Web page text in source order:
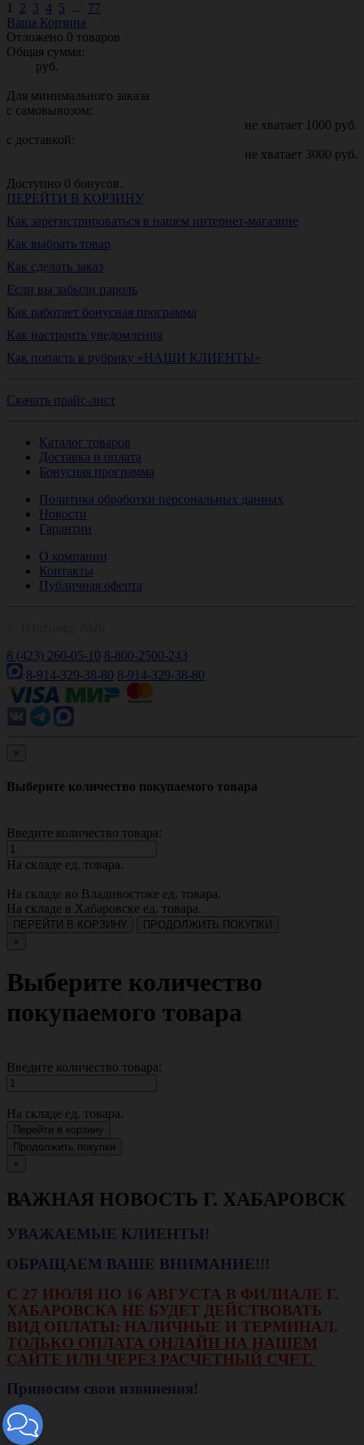
1 2 3 4 5 ... 77
Ваша Корзина
Отложено 0 товаров
Общая сумма:
руб.
Для минимального заказа
с самовывозом:
не хватает 1000 руб.
с доставкой:
не хватает 3000 руб.
Доступно 0 бонусов.
ПЕРЕЙТИ В КОРЗИНУ
Как зарегистрироваться в нашем интернет-магазине
Как выбрать товар
Как сделать заказ
Если вы забыли пароль
Как работает бонусная программа
Как настроить уведомления
Как попасть в рубрику «НАШИ КЛИЕНТЫ»
Скачать прайс-лист
Каталог товаров
Доставка и оплата
Бонусная программа
Политика обработки персональных данных
Новости
Гарантии
О компании
Контакты
Публичная оферта
8 (423) 260-05-10 8-800-2500-243
8-914-329-38-80 8-914-329-38-80
×
Выберите количество покупаемого товара
Введите количество товара:
На складе ед. товара.
На складе во Владивостоке ед. товара.
На складе в Хабаровске ед. товара.
ПЕРЕЙТИ В КОРЗИНУ
ПРОДОЛЖИТЬ ПОКУПКИ
×
Выберите количество
покупаемого товара
Введите количество товара:
На складе ед. товара.
Перейти в корзину
Продолжить покупки
×
ВАЖНАЯ НОВОСТЬ Г. ХАБАРОВСК
УВАЖАЕМЫЕ КЛИЕНТЫ!
ОБРАЩАЕМ ВАШЕ ВНИМАНИЕ!!!
С 27 ИЮЛЯ ПО 16 АВГУСТА В ФИЛИАЛЕ Г.
ХАБАРОВСКА НЕ БУДЕТ ДЕЙСТВОВАТЬ
ВИД ОПЛАТЫ: НАЛИЧНЫЕ И ТЕРМИНАЛ.
ТОЛЬКО ОПЛАТА ОНЛАЙН НА НАШЕМ
САЙТЕ ИЛИ ЧЕРЕЗ РАСЧЕТНЫЙ СЧЕТ.
Приносим свои извинения!